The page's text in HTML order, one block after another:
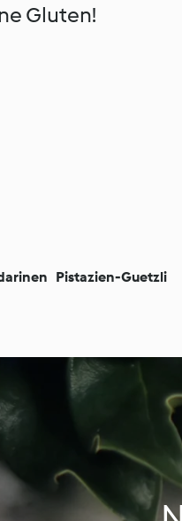
Gluten!
Pistazien-Guetzli